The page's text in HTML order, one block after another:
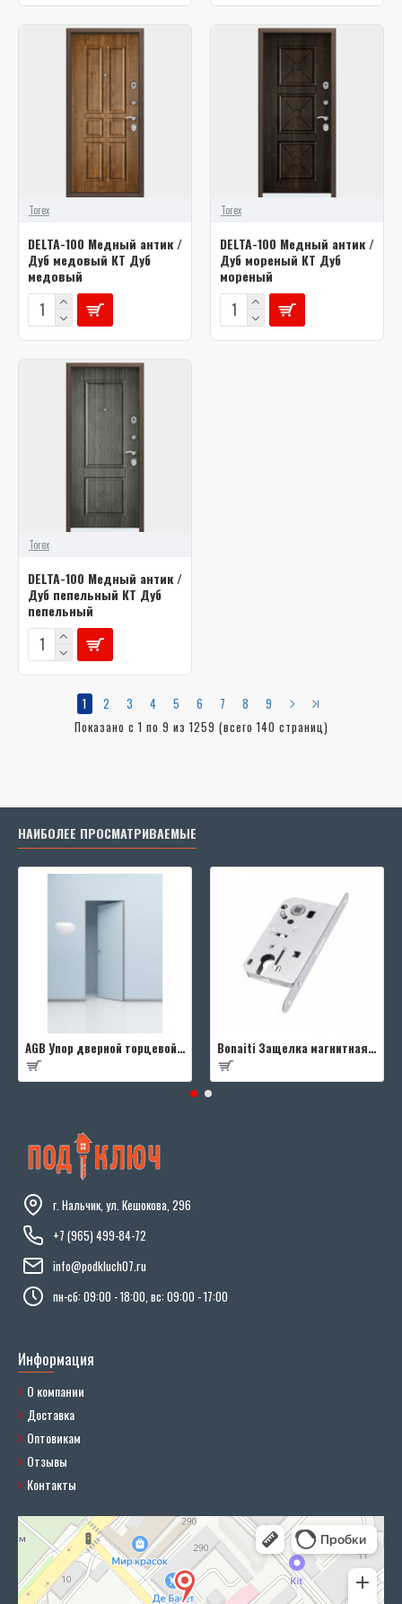
Torex
DELTA-100 Медный антик /
Дуб медовый КТ Дуб
медовый
Torex
DELTA-100 Медный антик /
Дуб мореный КТ Дуб
мореный
Torex
DELTA-100 Медный антик /
Дуб пепельный КТ Дуб
пепельный
1 2 3 4 5 6 7 8
9
Показано с 1 по 9 из 1259 (всего 140 страниц)
НАИБОЛЕЕ ПРОСМАТРИВАЕМЫЕ
AGB Упор дверной торцевой D003201593 (черный) Bonaiti Защелка магнитная B-FOURTY MATT CROME под цилиндр с отв.планкой 190 мм, матовый хром
г. Нальчик, ул. Кешокова, 296
+7 (965) 499-84-72
info@podkluch07.ru
пн-сб: 09:00 - 18:00, вс: 09:00 - 17:00
Информация
О компании
Доставка
Оптовикам
Отзывы
Контакты